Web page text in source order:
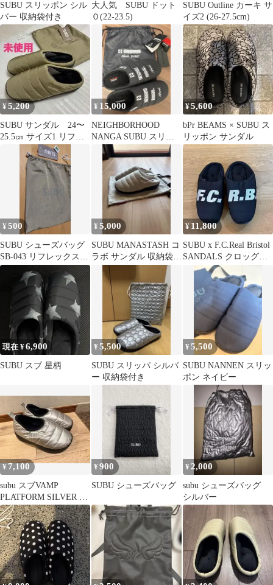
SUBU スリッポン シル
バー 収納袋付き
大人気 SUBU ドット
０(22-23.5)
SUBU Outline カーキ サ
イズ2 (26-27.5cm)
¥5,200
SUBU サンダル 24〜
25.5㎝ サイズ1 リフレ
ックスベージュ
¥ 15,000
NEIGHBORHOOD
NANGA SUBU スリッ
ポン ブラック 3
¥5,600
bPr BEAMS × SUBU ス
リッポン サンダル
¥500
SUBU シューズバッグ
SB-043 リフレックスベ
ージュ
¥5,000
SUBU MANASTASH コ
ラボ サンダル 収納袋付
¥ 11,800
SUBU x F.C.Real Bristol
SANDALS クロッグサ
ンダル
現在 ¥6,900
SUBU スブ 星柄
¥5,500
SUBU スリッパ シルバ
ー 収納袋付き
¥5,500
SUBU NANNEN スリッ
ポン ネイビー
¥7,100
subu スブVAMP
PLATFORM SILVER 厚
底 23㎝-24㎝
¥900
SUBU シューズバッグ
¥ 2,000
subu シューズバッグ
シルバー